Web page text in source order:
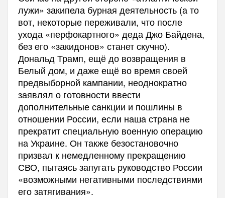
лужи» закипела бурная деятельность (а то
вот, некоторые переживали, что после
ухода «перфокартного» деда Джо Байдена,
без его «закидонов» станет скучно).
Дональд Трамп, ещё до возвращения в
Белый дом, и даже ещё во время своей
предвыборной кампании, неоднократно
заявлял о готовности ввести
дополнительные санкции и пошлины в
отношении России, если наша страна не
прекратит специальную военную операцию
на Украине. Он также безостановочно
призвал к немедленному прекращению
СВО, пытаясь запугать руководство России
«возможными негативными последствиями
его затягивания».